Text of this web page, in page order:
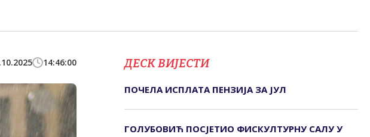
14:46:00 ДЕСК ВИЈЕСТИ
ПОЧЕЛА ИСПЛАТА ПЕНЗИЈА ЗА ЈУЛ
ГОЛУБОВИЋ ПОСЈЕТИО ФИСКУЛТУРНУ САЛУ У